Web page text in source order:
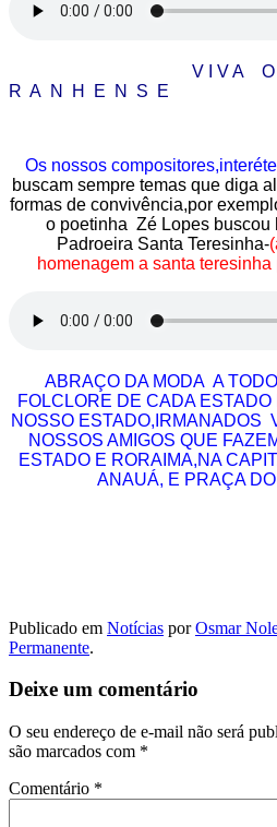
V I V A
R A N H E N S E
Os nossos
buscam sempre temas que diga
formas de convivência,por
o poetinha Zé Lopes buscou
Padroeira Santa Teresinha-
homenagem a santa
ABRAÇO DA MODA A
FOLCLORE DE CADA
NOSSO ESTADO,IRMANADOS
NOSSOS AMIGOS QUE
ESTADO E RORAIMA,NA
ANAUÁ, E PRAÇA
Publicado em Notícias porOsmar
Permanente.
Deixe um comentário
O seu endereço de e-mail não será
são marcados com *
Comentário *